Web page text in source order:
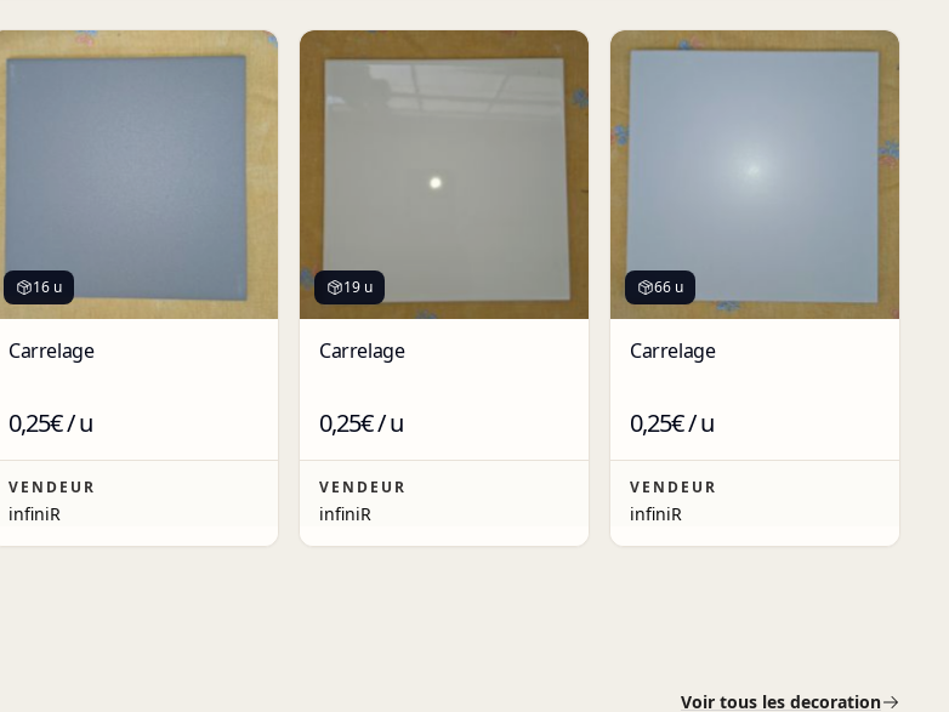
16 u
Carrelage
0,25€ / u
VENDEUR
infiniR
19 u
Carrelage
0,25€ / u
VENDEUR
infiniR
66 u
Carrelage
0,25€ / u
VENDEUR
infiniR
Voir tous les decoration